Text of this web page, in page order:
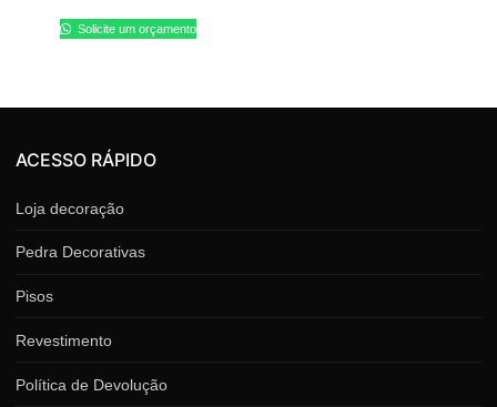
Solicite um orçamento
ACESSO RÁPIDO
Loja decoração
Pedra Decorativas
Pisos
Revestimento
Política de Devolução